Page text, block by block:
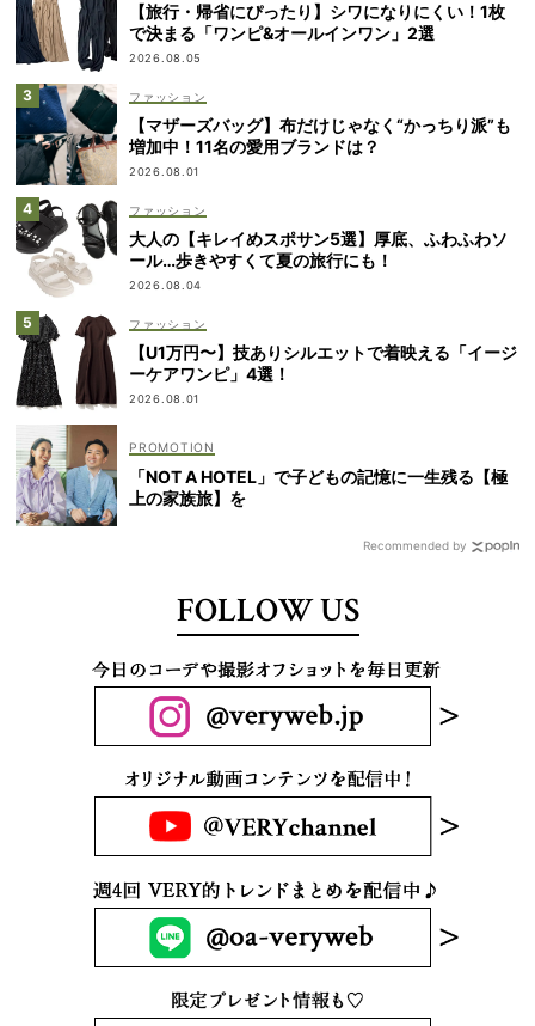
【旅行・帰省にぴったり】シワになりにくい！1枚
で決まる「ワンピ&オールインワン」2選
2026.08.05
ファッション
【マザーズバッグ】布だけじゃなく“かっちり派”も
増加中！11名の愛用ブランドは？
2026.08.01
ファッション
大人の【キレイめスポサン5選】厚底、ふわふわソ
ール…歩きやすくて夏の旅行にも！
2026.08.04
ファッション
【U1万円〜】技ありシルエットで着映える「イージ
ーケアワンピ」4選！
2026.08.01
「NOT A HOTEL」で子どもの記憶に一生残る【極
上の家族旅】を
Recommended by
FOLLOW US